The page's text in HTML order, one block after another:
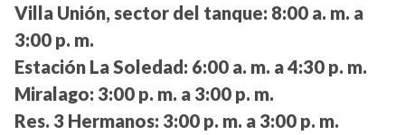
Villa Unión, sector del tanque: 8:00 a. m. a
3:00 p. m.
Estación La Soledad: 6:00 a. m. a 4:30 p. m.
Miralago: 3:00 p. m. a 3:00 p. m.
Res. 3 Hermanos: 3:00 p. m. a 3:00 p. m.